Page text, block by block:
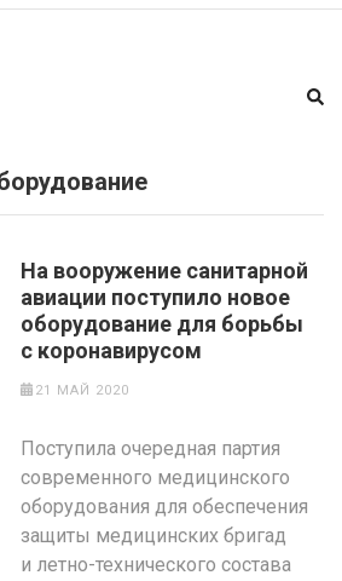
На вооружение санитарной
авиации поступило новое
оборудование для борьбы
с коронавирусом
21 МАЙ 2020
Поступила очередная партия
современного медицинского
оборудования для обеспечения
защиты медицинских бригад
и летно-технического состава